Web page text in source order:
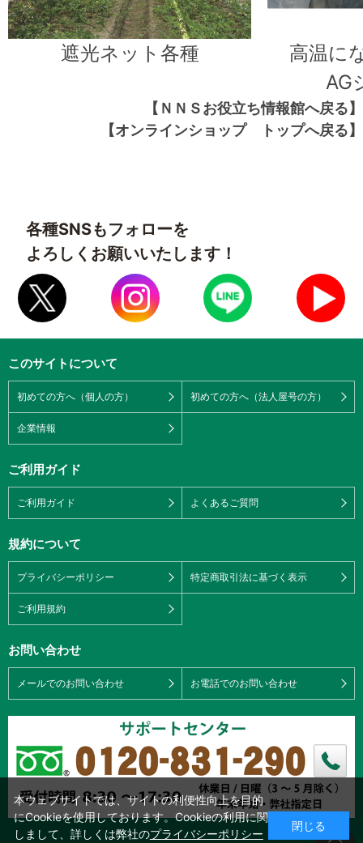
遮光ネット各種
高温に
AG
【ＮＮＳお役立ち情報館へ戻る】
【オンラインショップ トップへ戻る】
各種SNSもフォローを
よろしくお願いいたします！
このサイトについて
初めての方へ（個人の方） 初めての方へ（法人屋号の方）
企業情報
ご利用ガイド
ご利用ガイド よくあるご質問
規約について
プライバシーポリシー 特定商取引法に基づく表示
ご利用規約
お問い合わせ
メールでのお問い合わせ お電話でのお問い合わせ
本ウェブサイトでは、サイトの利便性向上を目的
にCookieを使用しております。Cookieの利用に関
しまして、詳しくは弊社のプライバシーポリシー
閉じる